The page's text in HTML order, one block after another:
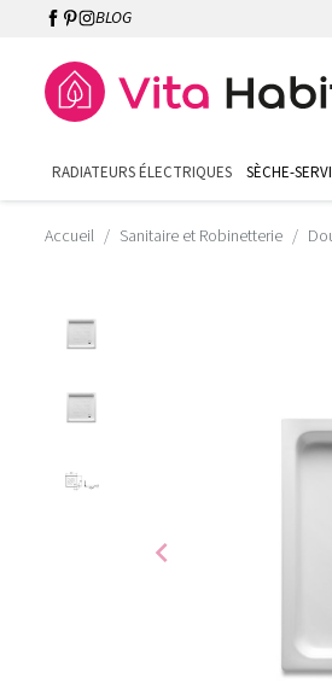
BLOG
RADIATEURS ÉLECTRIQUES SÈCHE-
Accueil Sanitaire et Robinetterie
chevron_left